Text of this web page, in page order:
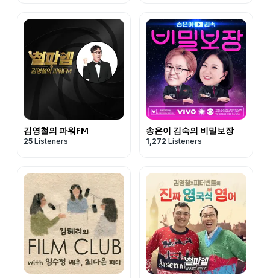
김영철의 파워FM
25 Listeners
송은이 김숙의 비밀보장
1,272 Listeners